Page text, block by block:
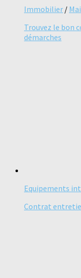
Immobilier /
Trouvez le bon
démarches
Equipements
Contrat